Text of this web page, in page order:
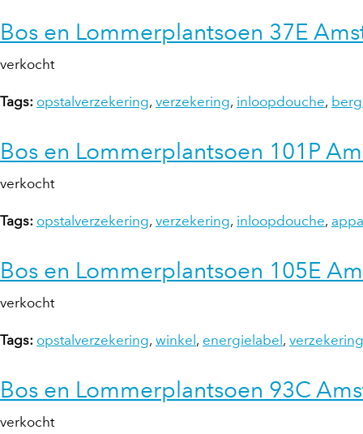
Bos en Lommerplantsoen 37E
verkocht
Tags: opstalverzekering, verzekering, inloopdouche,
Bos en Lommerplantsoen 101P
verkocht
Tags: opstalverzekering, verzekering, inloopdouche,
Bos en Lommerplantsoen 105E
verkocht
Tags: opstalverzekering, winkel , energielabel , verzekering
Bos en Lommerplantsoen 93C
verkocht